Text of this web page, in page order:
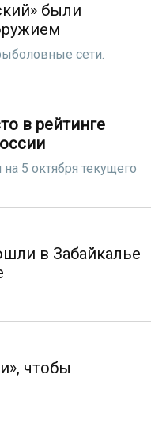
были
сети.
в рейтинге
5 октября текущего
в Забайкалье
чтобы